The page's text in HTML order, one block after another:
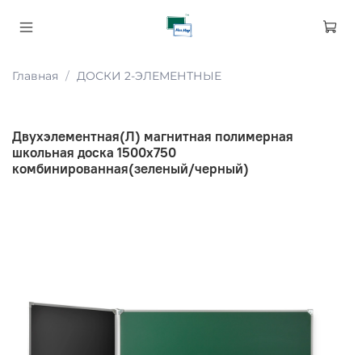
Главная ДОСКИ 2-ЭЛЕМЕНТНЫЕ
Двухэлементная(Л) магнитная полимерная
школьная доска 1500х750
комбинированная(зеленый/черный)